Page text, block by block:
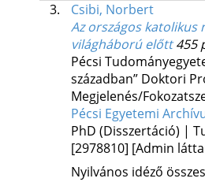
3.
Csibi, Norbert
Az országos katolikus
világháború előtt455
Pécsi
században” Doktori
Megjelenés/
Pécsi Egyetemi
PhD (Disszertáció) |
[2978810] [Admin
Nyilvános idéző